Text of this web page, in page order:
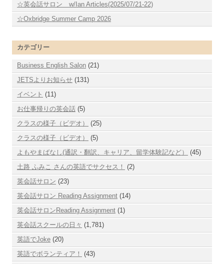
☆英会話サロン w/Ian Articles(2025/07/21-22)
☆Oxbridge Summer Camp 2026
カテゴリー
Business English Salon (21)
JETSよりお知らせ (131)
イベント (11)
お仕事帰りの英会話 (5)
クラスの様子（ビデオ）
(25)
クラスの様子（ビデオ）
(5)
よもやまばなし(通訳・翻訳、キャリア、留学体験記など）
(45)
土路 ふみこ さんの英語でサクセス！
(2)
英会話サロン (23)
英会話サロン Reading Assignment (14)
英会話サロンReading Assignment (1)
英会話スクールの日々 (1,781)
英語でJoke (20)
英語でボランティア！
(43)